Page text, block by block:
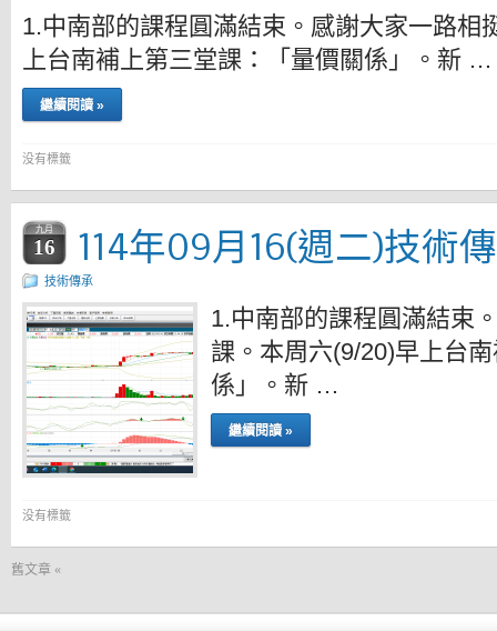
1.中南部的課程圓滿結束。感謝大家一路相
上台南補上第三堂課：「量價關係」。新 …
繼續閱讀 »
没有標籤
九月
16 114年09月16(週二)技術
技術傳承
1.中南部的課程圓滿結束
課。本周六(9/20)早上台
係」。新 …
繼續閱讀 »
没有標籤
舊文章 «